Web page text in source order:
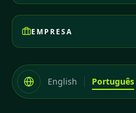
EMPRESA
English Português